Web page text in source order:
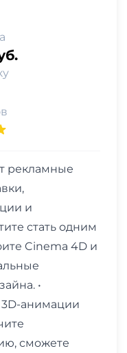
рекламные
и
стать одним
Cinema 4D и
•
3D-анимации
сможете